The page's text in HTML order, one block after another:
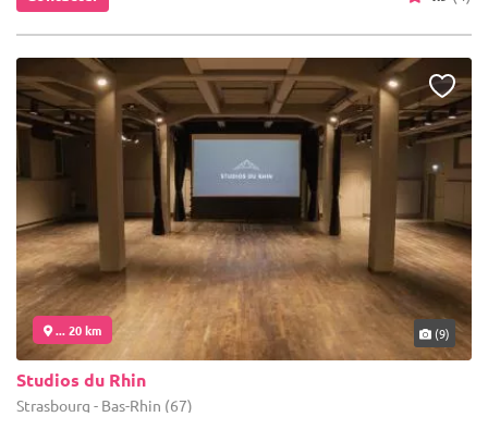
... 20 km (9)
Studios du Rhin
Strasbourg - Bas-Rhin (67)